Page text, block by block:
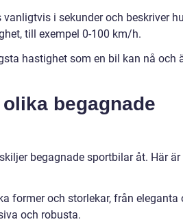
i sekunder och beskriver
till exempel 0-100 km/h.
hastighet som en bil kan nå och
begagnade
begagnade sportbilar åt. Här är
former och storlekar, från eleganta
och robusta.